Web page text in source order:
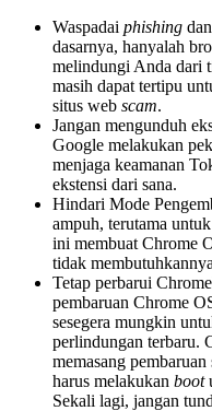
Waspadai phishing
dasarnya, hanyalah
melindungi Anda dari
masih dapat tertipu
situs web scam.
Jangan mengunduh
Google melakukan
menjaga keamanan
ekstensi dari sana.
Hindari Mode
ampuh, terutama
ini membuat Chrome
tidak
Tetap perbarui
pembaruan Chrome
sesegera mungkin
perlindungan terbaru.
memasang
harus melakukan boot
Sekali lagi, jangan